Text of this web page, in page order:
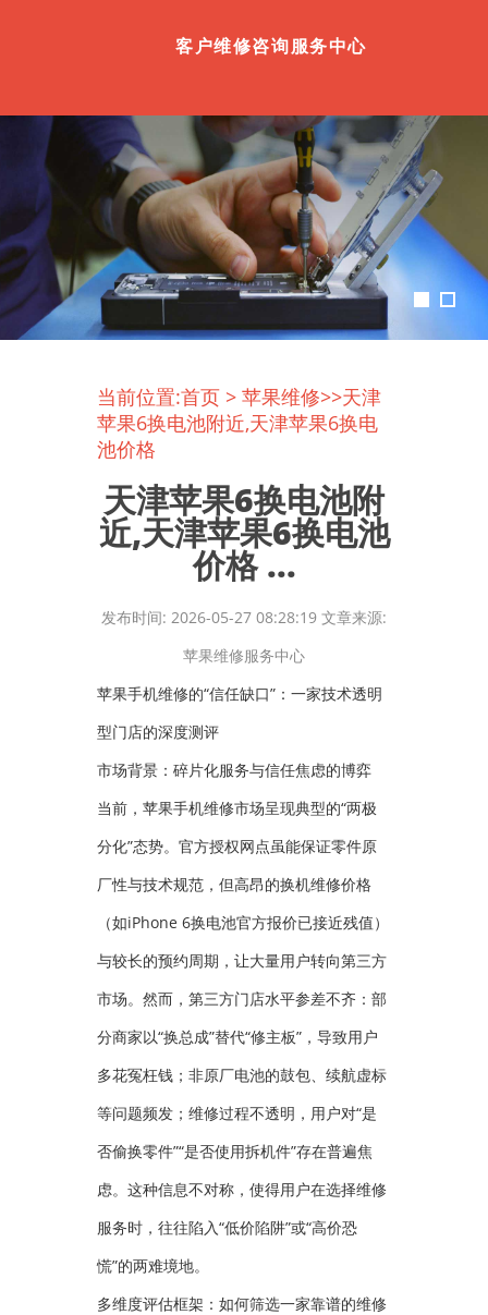
客户维修咨询服务中心
当前位置:首页 > 苹果维修>>天津
苹果6换电池附近,天津苹果6换电
池价格
天津苹果6换电池附
近,天津苹果6换电池
价格 ...
发布时间: 2026-05-27 08:28:19 文章来源:
苹果维修服务中心
苹果手机维修的“信任缺口”：一家技术透明
型门店的深度测评
市场背景：碎片化服务与信任焦虑的博弈
当前，苹果手机维修市场呈现典型的“两极
分化”态势。官方授权网点虽能保证零件原
厂性与技术规范，但高昂的换机维修价格
（如iPhone 6换电池官方报价已接近残值）
与较长的预约周期，让大量用户转向第三方
市场。然而，第三方门店水平参差不齐：部
分商家以“换总成”替代“修主板”，导致用户
多花冤枉钱；非原厂电池的鼓包、续航虚标
等问题频发；维修过程不透明，用户对“是
否偷换零件”“是否使用拆机件”存在普遍焦
虑。这种信息不对称，使得用户在选择维修
服务时，往往陷入“低价陷阱”或“高价恐
慌”的两难境地。
多维度评估框架：如何筛选一家靠谱的维修